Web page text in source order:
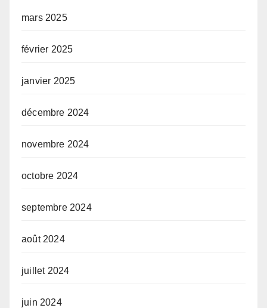
mars 2025
février 2025
janvier 2025
décembre 2024
novembre 2024
octobre 2024
septembre 2024
août 2024
juillet 2024
juin 2024